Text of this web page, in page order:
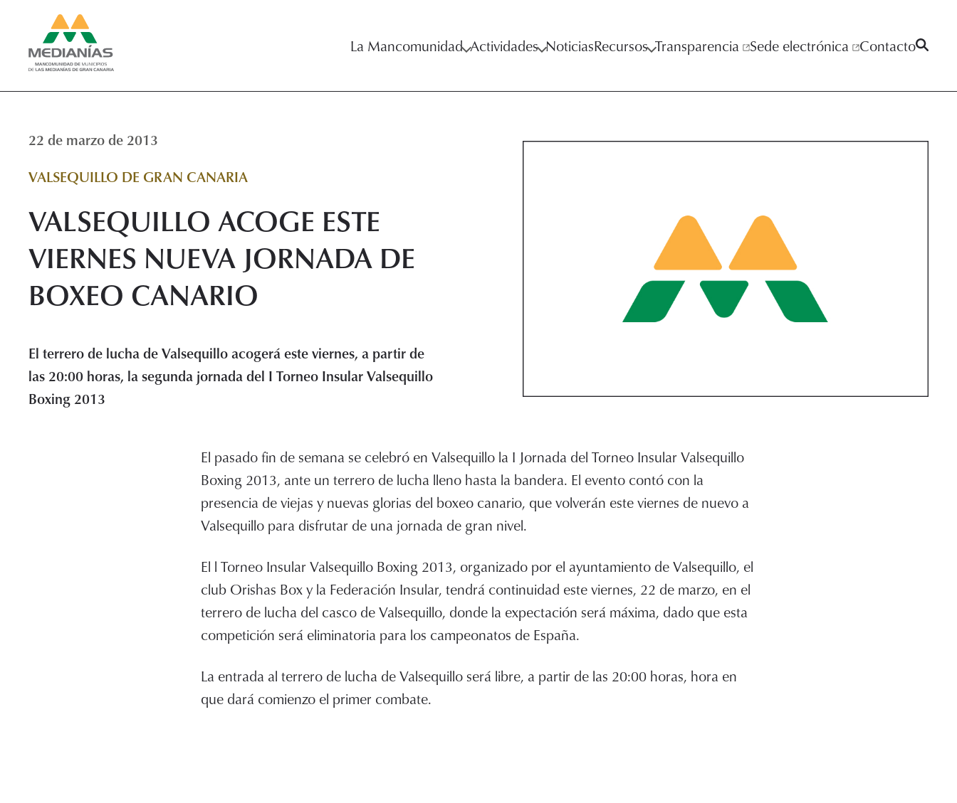
La Mancomunidad Actividades NoticiasRecursos Transparencia Sede electrónica Contacto
22 de marzo de 2013
VALSEQUILLO DE GRAN CANARIA
VALSEQUILLO ACOGE ESTE
VIERNES NUEVA JORNADA DE
BOXEO CANARIO
El terrero de lucha de Valsequillo acogerá este viernes, a partir de
las 20:00 horas, la segunda jornada del I Torneo Insular Valsequillo
Boxing 2013
El pasado fin de semana se celebró en Valsequillo la I Jornada del Torneo Insular Valsequillo
Boxing 2013, ante un terrero de lucha lleno hasta la bandera. El evento contó con la
presencia de viejas y nuevas glorias del boxeo canario, que volverán este viernes de nuevo a
Valsequillo para disfrutar de una jornada de gran nivel.
El l Torneo Insular Valsequillo Boxing 2013, organizado por el ayuntamiento de Valsequillo, el
club Orishas Box y la Federación Insular, tendrá continuidad este viernes, 22 de marzo, en el
terrero de lucha del casco de Valsequillo, donde la expectación será máxima, dado que esta
competición será eliminatoria para los campeonatos de España.
La entrada al terrero de lucha de Valsequillo será libre, a partir de las 20:00 horas, hora en
que dará comienzo el primer combate.